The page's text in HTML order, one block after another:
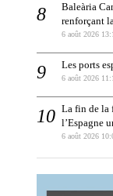
Baleària
renforçant
6 août 2026
Les ports
6 août 2026
La fin de la
l’Espagne
6 août 2026